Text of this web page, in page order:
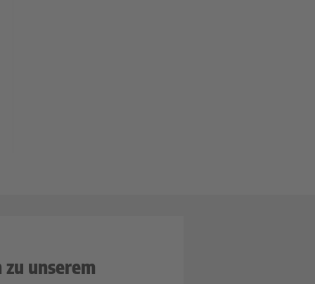
unserem